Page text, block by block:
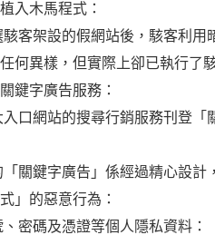
入木馬程式：
駭客架設的假網站後，駭客利
何異樣，但實際上卻已執行了
鍵字廣告服務：
入口網站的搜尋行銷服務刊登
「關鍵字廣告」係經過精心設
」的惡意行為：
密碼及憑證等個人隱私資料：